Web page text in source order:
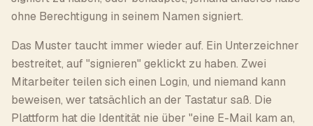
ohne Berechtigung in seinem Namen signiert.
Das Muster taucht immer wieder auf. Ein Unterzeichner
bestreitet, auf "signieren" geklickt zu haben. Zwei
Mitarbeiter teilen sich einen Login, und niemand kann
beweisen, wer tatsächlich an der Tastatur saß. Die
Plattform hat die Identität nie über "eine E-Mail kam an,